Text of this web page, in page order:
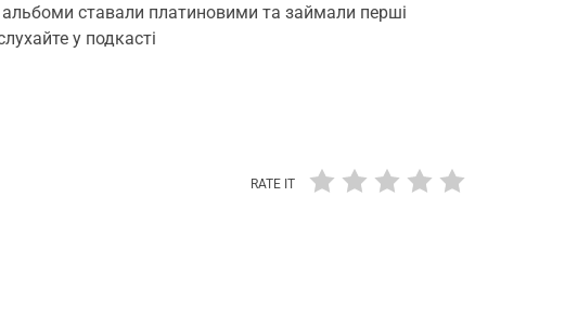
ставали платиновими та займали перші
у подкасті
RATE IT